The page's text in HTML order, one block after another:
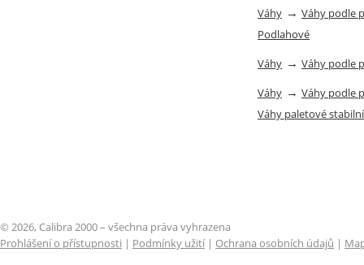
Váhy → Váhy podle
Podlahové
Váhy → Váhy podle
Váhy → Váhy podle
Váhy paletové stabilní
© 2026, Calibra 2000 – všechna práva vyhrazena
Prohlášení o přístupnosti | Podmínky užití| Ochrana osobních údajů |